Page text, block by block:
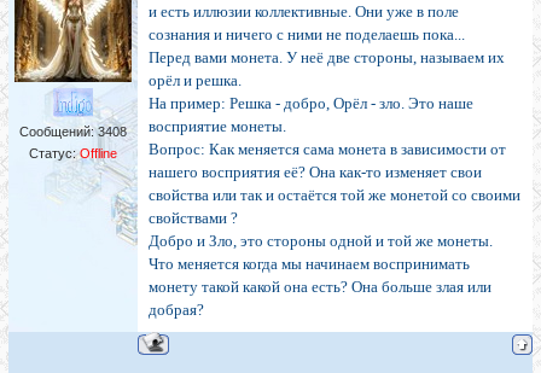
Сообщений:3408
Статус:Offline
и есть иллюзии коллективные. Они уже в поле
сознания и ничего с ними не поделаешь пока...
Перед вами монета. У неё две стороны, называем их
орёл и решка.
На пример: Решка - добро, Орёл - зло. Это наше
восприятие монеты.
Вопрос: Как меняется сама монета в зависимости от
нашего восприятия её? Она как-то изменяет свои
свойства или так и остаётся той же монетой со своими
свойствами ?
Добро и Зло, это стороны одной и той же монеты.
Что меняется когда мы начинаем воспринимать
монету такой какой она есть? Она больше злая или
добрая?